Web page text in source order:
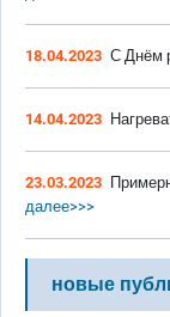
18.04.2023 С Днём
14.04.2023
23.03.2023
далее>>>
новые